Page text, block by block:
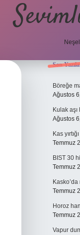
Son
Böreğe
Ağustos
Kulak
Ağustos
Kas
Temmuz
BIST 30
Temmuz
Temmuz
Horoz
Temmuz
Vapur